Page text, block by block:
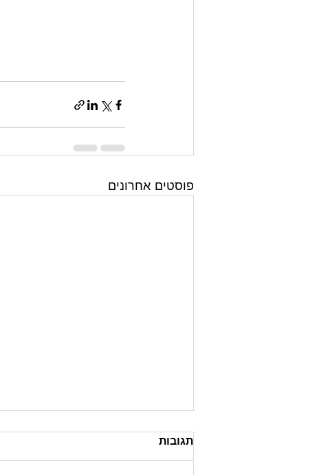
פוסטים אחרונים
תגובות